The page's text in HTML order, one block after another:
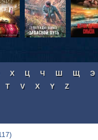
Х Ц Ч Ш Щ Э
T V X Y Z